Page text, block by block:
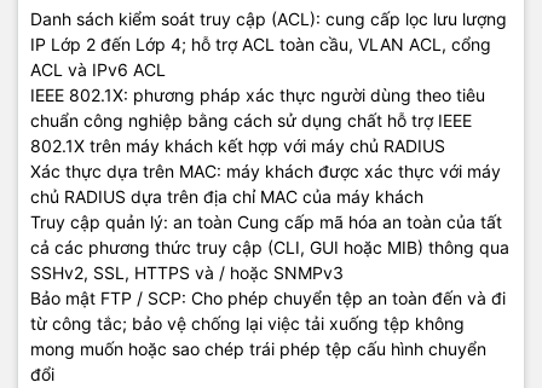
Danh sách kiểm soát truy cập (ACL): cung cấp lọc lưu lượng
IP Lớp 2 đến Lớp 4; hỗ trợ ACL toàn cầu, VLAN ACL, cổng
ACL và IPv6 ACL
IEEE 802.1X: phương pháp xác thực người dùng theo tiêu
chuẩn công nghiệp bằng cách sử dụng chất hỗ trợ IEEE
802.1X trên máy khách kết hợp với máy chủ RADIUS
Xác thực dựa trên MAC: máy khách được xác thực với máy
chủ RADIUS dựa trên địa chỉ MAC của máy khách
Truy cập quản lý: an toàn Cung cấp mã hóa an toàn của tất
cả các phương thức truy cập (CLI, GUI hoặc MIB) thông qua
SSHv2, SSL, HTTPS và / hoặc SNMPv3
Bảo mật FTP / SCP: Cho phép chuyển tệp an toàn đến và đi
từ công tắc; bảo vệ chống lại việc tải xuống tệp không
mong muốn hoặc sao chép trái phép tệp cấu hình chuyển
đổi
humidity
Non-
operating/Storage
temperature
-40°F to 158°F (-40°C to 70°C)
Non-
operating/Storage
relative humidity
5% to 95%, noncondensing
Acoustic
Low-speed fan: 41.4 dB, High-speed fan:
47.7 dB; ISO 7779
Electrical characteristics